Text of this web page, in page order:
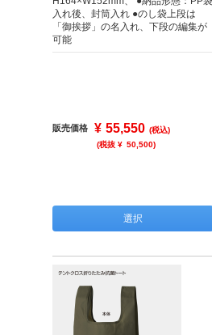
入れ後、封筒入れ ●のし袋上段は
「御挨拶」の名入れ、下段の編集が
可能
販売価格 ¥ 55,550 (税込)
(税抜 ¥ 50,500)
選択